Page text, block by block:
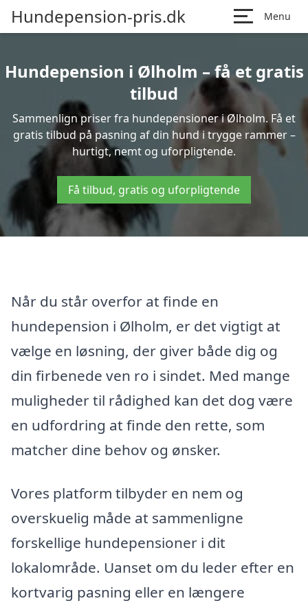
Hundepension-pris.dk Menu
Hundepension i Ølholm – få et gratis
tilbud
Sammenlign priser fra hundepensioner i Ølholm. Få et
gratis tilbud på pasning af din hund i trygge rammer –
hurtigt, nemt og uforpligtende.
Få tilbud, gratis og uforpligtende
Når du står overfor at finde en
hundepension i Ølholm, er det vigtigt at
vælge en løsning, der giver både dig og
din firbenede ven ro i sindet. Med mange
muligheder til rådighed kan det dog være
en udfordring at finde den rette, som
matcher dine behov og ønsker.
Vores platform tilbyder en nem og
overskuelig måde at sammenligne
forskellige hundepensioner i dit
lokalområde. Uanset om du leder efter en
kortvarig pasning eller en længere